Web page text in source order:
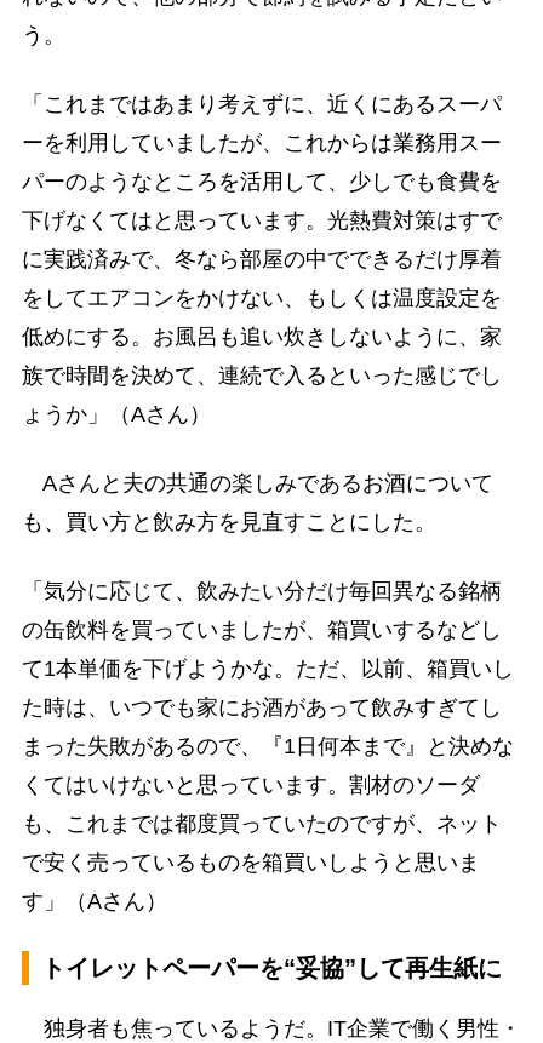
う。
「これまではあまり考えずに、近くにあるスーパ
ーを利用していましたが、これからは業務用スー
パーのようなところを活用して、少しでも食費を
下げなくてはと思っています。光熱費対策はすで
に実践済みで、冬なら部屋の中でできるだけ厚着
をしてエアコンをかけない、もしくは温度設定を
低めにする。お風呂も追い炊きしないように、家
族で時間を決めて、連続で入るといった感じでし
ょうか」（Aさん）
Aさんと夫の共通の楽しみであるお酒について
も、買い方と飲み方を見直すことにした。
「気分に応じて、飲みたい分だけ毎回異なる銘柄
の缶飲料を買っていましたが、箱買いするなどし
て1本単価を下げようかな。ただ、以前、箱買いし
た時は、いつでも家にお酒があって飲みすぎてし
まった失敗があるので、『1日何本まで』と決めな
くてはいけないと思っています。割材のソーダ
も、これまでは都度買っていたのですが、ネット
で安く売っているものを箱買いしようと思いま
す」（Aさん）
トイレットペーパーを“妥協”して再生紙に
独身者も焦っているようだ。IT企業で働く男性・